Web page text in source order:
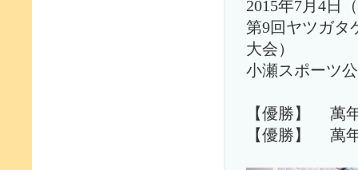
2015年7月4日
第9回ヤツガタ
大会）
小瀬スポーツ
【優勝】 萬
【優勝】 萬